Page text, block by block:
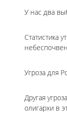
У нас два
Статистика
Угроза для
Другая
олигархи в